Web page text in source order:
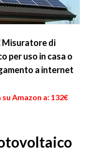
Misuratore di
per uso in casa o
a internet
Amazon a: 132€